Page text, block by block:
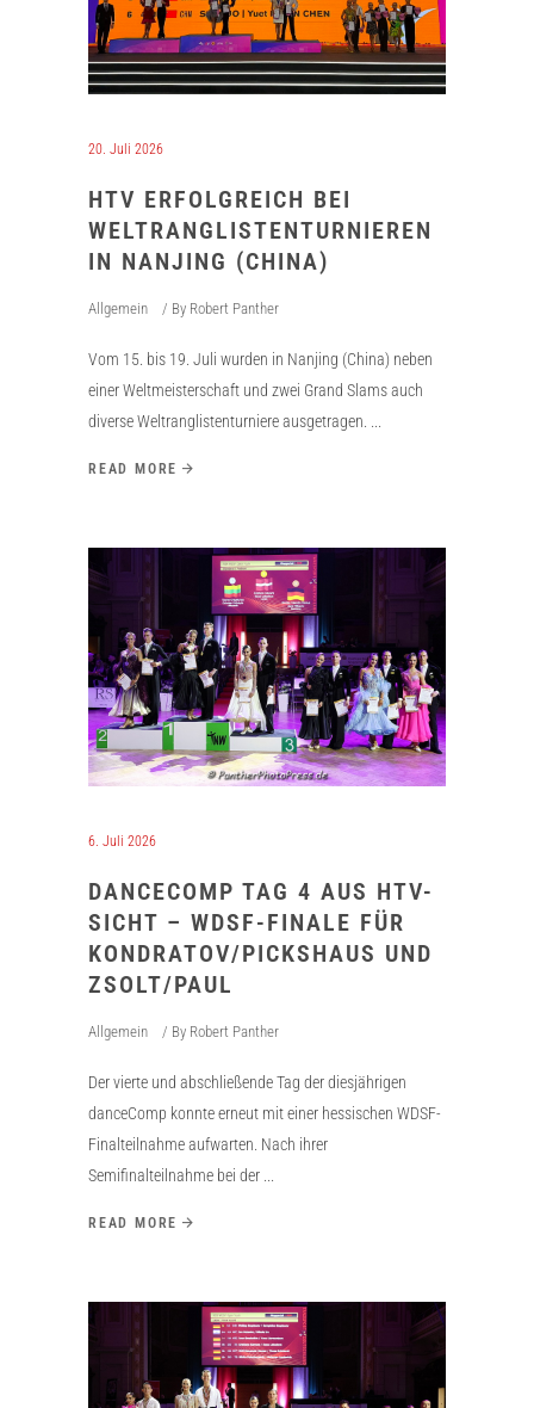
20. Juli 2026
HTV ERFOLGREICH BEI
WELTRANGLISTENTURNIEREN
IN NANJING (CHINA)
Allgemein By Robert Panther
Vom 15. bis 19. Juli wurden in Nanjing (China) neben
einer Weltmeisterschaft und zwei Grand Slams auch
diverse Weltranglistenturniere ausgetragen.
READ MORE
6. Juli 2026
DANCECOMP TAG 4 AUS HTV-
SICHT – WDSF-FINALE FÜR
KONDRATOV/PICKSHAUS UND
ZSOLT/PAUL
Allgemein By Robert Panther
Der vierte und abschließende Tag der diesjährigen
danceComp konnte erneut mit einer hessischen WDSF-
Finalteilnahme aufwarten. Nach ihrer
Semifinalteilnahme bei der
READ MORE